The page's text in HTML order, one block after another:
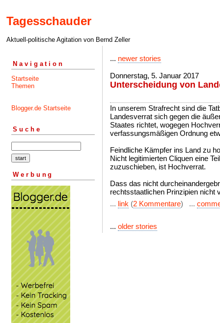
Tagesschauder
Aktuell-politische Agitation von Bernd Zeller
Navigation
Startseite
Themen
Blogger.de Startseite
Suche
Werbung
... newer stories
Donnerstag, 5. Januar 2017
Unterscheidung von
In unserem Strafrecht sind die
Landesverrat sich gegen die
Staates richtet, wogegen
verfassungsmäßigen Ordnung
Feindliche Kämpfer ins Land zu
Nicht legitimierten Cliquen eine
zuzuschieben, ist Hochverrat.
Dass das nicht
rechtsstaatlichen Prinzipien nicht
... link (2 Kommentare) ...
... older stories